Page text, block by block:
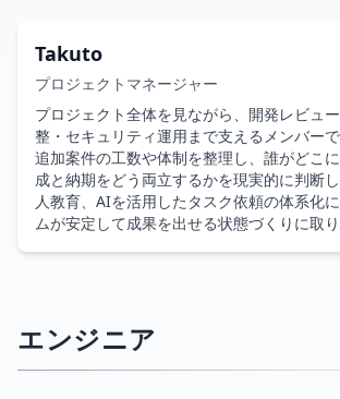
Takuto
プロジェクトマネージャー
プロジェクト全体を見ながら、開発レビュ
整・セキュリティ運用まで支えるメンバーで
追加案件の工数や体制を整理し、誰がどこ
成と納期をどう両立するかを現実的に判断
人教育、AIを活用したタスク依頼の体系化
ムが安定して成果を出せる状態づくりに取り
エンジニア